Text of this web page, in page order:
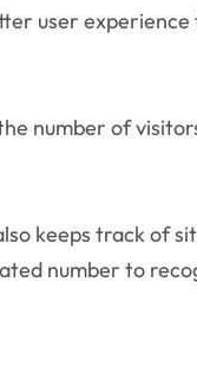
user
number of
keeps track of
number to